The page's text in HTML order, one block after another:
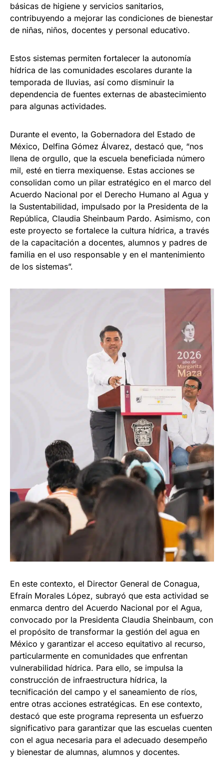
básicas de higiene y servicios sanitarios,
contribuyendo a mejorar las condiciones de bienestar
de niñas, niños, docentes y personal educativo.
Estos sistemas permiten fortalecer la autonomía
hídrica de las comunidades escolares durante la
temporada de lluvias, así como disminuir la
dependencia de fuentes externas de abastecimiento
para algunas actividades.
Durante el evento, la Gobernadora del Estado de
México, Delfina Gómez Álvarez, destacó que, “nos
llena de orgullo, que la escuela beneficiada número
mil, esté en tierra mexiquense. Estas acciones se
consolidan como un pilar estratégico en el marco del
Acuerdo Nacional por el Derecho Humano al Agua y
la Sustentabilidad, impulsado por la Presidenta de la
República, Claudia Sheinbaum Pardo. Asimismo, con
este proyecto se fortalece la cultura hídrica, a través
de la capacitación a docentes, alumnos y padres de
familia en el uso responsable y en el mantenimiento
de los sistemas”.
En este contexto, el Director General de Conagua,
Efraín Morales López, subrayó que esta actividad se
enmarca dentro del Acuerdo Nacional por el Agua,
convocado por la Presidenta Claudia Sheinbaum, con
el propósito de transformar la gestión del agua en
México y garantizar el acceso equitativo al recurso,
particularmente en comunidades que enfrentan
vulnerabilidad hídrica. Para ello, se impulsa la
construcción de infraestructura hídrica, la
tecnificación del campo y el saneamiento de ríos,
entre otras acciones estratégicas. En ese contexto,
destacó que este programa representa un esfuerzo
significativo para garantizar que las escuelas cuenten
con el agua necesaria para el adecuado desempeño
y bienestar de alumnas, alumnos y docentes.